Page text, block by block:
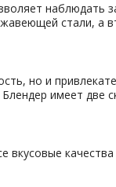
наблюдать
стали, а
но и
имеет две
вкусовые качества